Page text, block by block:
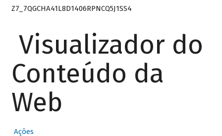
Z7_7QGCHA41L8D1406RPNCQ5J1SS4
Visualizador do
Conteúdo da
Web
Ações